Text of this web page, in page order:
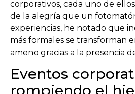
corporativos, cada uno de
de la alegría que un
experiencias, he notado que
más formales se transforman
ameno gracias a la presencia
Eventos